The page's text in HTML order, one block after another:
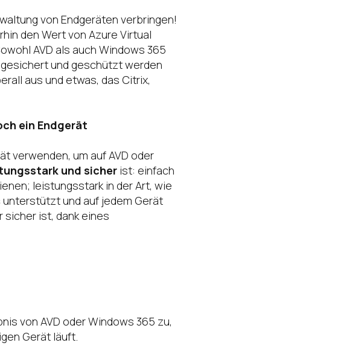
von Endgeräten verbringen!
den Wert von Azure Virtual
AVD als auch Windows 365
und geschützt werden
aus und etwas, das Citrix,
ein Endgerät
verwenden, um auf AVD oder
und sicher ist: einfach
leistungsstark in der Art, wie
und auf jedem Gerät
sicher ist, dank eines
von AVD oder Windows 365 zu,
Gerät läuft.